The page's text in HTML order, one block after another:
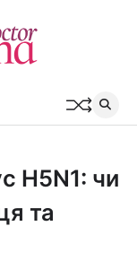
H5N1: чи
та